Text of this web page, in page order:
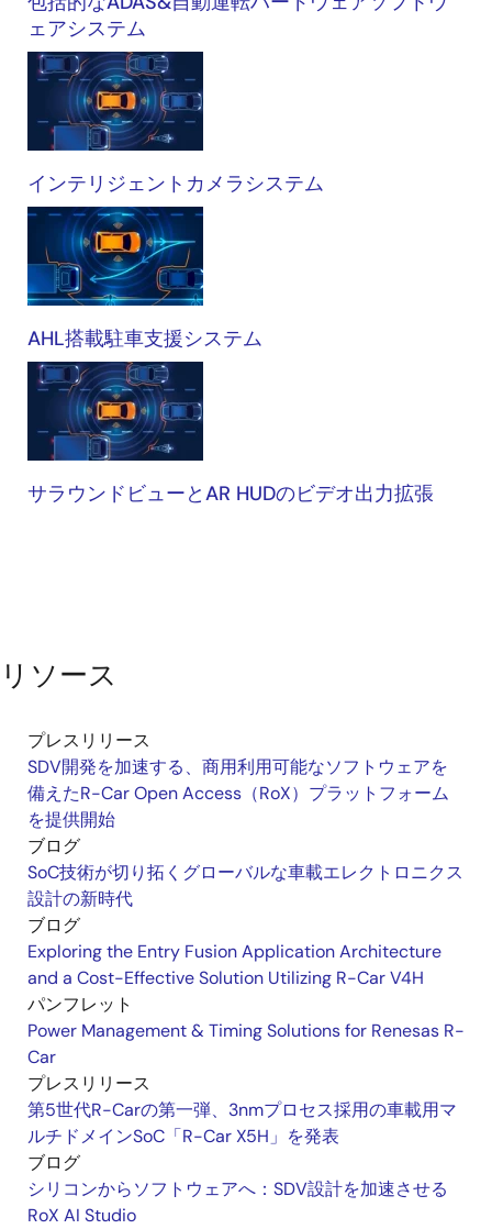
ェアシステム
インテリジェントカメラシステム
AHL搭載駐車支援システム
サラウンドビューとAR HUDのビデオ出力拡張
リソース
プレスリリース
SDV開発を加速する、商用利用可能なソフトウェアを
備えたR-Car Open Access（RoX）プラットフォーム
を提供開始
ブログ
SoC技術が切り拓くグローバルな車載エレクトロニクス
設計の新時代
ブログ
Exploring the Entry Fusion Application Architecture
and a Cost-Effective Solution Utilizing R-Car V4H
パンフレット
Power Management & Timing Solutions for Renesas R-
Car
プレスリリース
第5世代R-Carの第一弾、3nmプロセス採用の車載用マ
ルチドメインSoC「R-Car X5H」を発表
ブログ
シリコンからソフトウェアへ：SDV設計を加速させる
RoX AI Studio